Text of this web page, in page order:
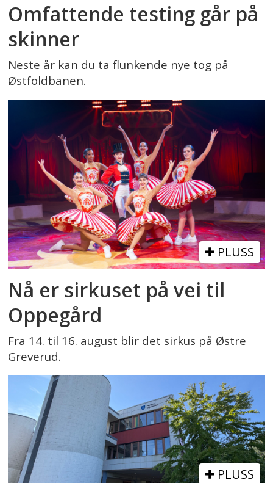
Omfattende testing går på
skinner
Neste år kan du ta flunkende nye tog på
Østfoldbanen.
PLUSS
Nå er sirkuset på vei til
Oppegård
Fra 14. til 16. august blir det sirkus på Østre
Greverud.
PLUSS